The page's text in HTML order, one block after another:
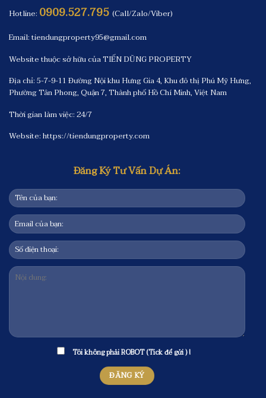
Hotline: 0909.527.795 (Call/Zalo/Viber)
Email: tiendungproperty95@gmail.com
Website thuộc sở hữu của TIẾN DŨNG PROPERTY
Địa chỉ: 5-7-9-11 Đường Nội khu Hưng Gia 4, Khu đô thị Phú Mỹ Hưng,
Phường Tân Phong, Quận 7, Thành phố Hồ Chí Minh, Việt Nam
Thời gian làm việc: 24/7
Website:https://tiendungproperty.com
Đăng Ký Tư Vấn Dự Án:
Tôi không phải ROBOT (Tick để gửi ) !